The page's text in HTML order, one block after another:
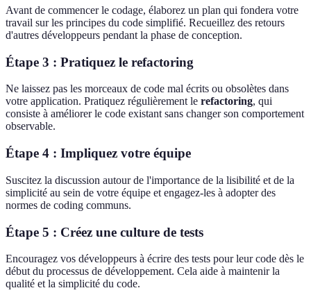
Avant de commencer le codage, élaborez un plan qui fondera votre
travail sur les principes du code simplifié. Recueillez des retours
d'autres développeurs pendant la phase de conception.
Étape 3 : Pratiquez le refactoring
Ne laissez pas les morceaux de code mal écrits ou obsolètes dans
votre application. Pratiquez régulièrement le refactoring, qui
consiste à améliorer le code existant sans changer son comportement
observable.
Étape 4 : Impliquez votre équipe
Suscitez la discussion autour de l'importance de la lisibilité et de la
simplicité au sein de votre équipe et engagez-les à adopter des
normes de coding communs.
Étape 5 : Créez une culture de tests
Encouragez vos développeurs à écrire des tests pour leur code dès le
début du processus de développement. Cela aide à maintenir la
qualité et la simplicité du code.